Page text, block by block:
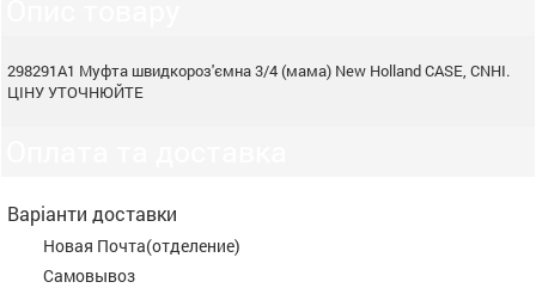
298291A1 Муфта швидкороз'ємна 3/4 (мама) New Holland CASE, CNHI.
ЦІНУ УТОЧНЮЙТЕ
Варіанти доставки
Новая Почта(отделение)
Самовывоз